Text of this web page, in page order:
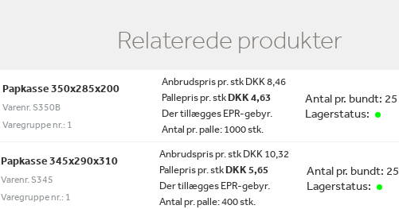
Relaterede produkter
Papkasse 350x285x200
Varenr. S350B
Varegruppe nr.: 1
Anbrudspris pr. stk DKK 8,46
Pallepris pr. stkDKK 4,63
Der tillægges EPR-gebyr.
Antal pr. palle: 1000 stk.
Antal pr. bundt: 25
Lagerstatus:
Papkasse 345x290x310
Varenr. S345
Varegruppe nr.: 1
Anbrudspris pr. stk DKK 10,32
Pallepris pr. stkDKK 5,65
Der tillægges EPR-gebyr.
Antal pr. palle: 400 stk.
Antal pr. bundt: 25
Lagerstatus: